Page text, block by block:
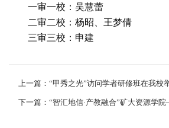
一审一校：吴慧蕾
二审二校：杨昭、王梦倩
三审三校：申建
上一篇：“甲秀之光”访问学者研修班在我校